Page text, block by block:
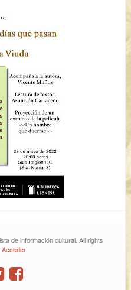
de información cultural. All rights
Acceder